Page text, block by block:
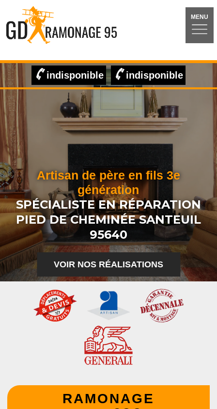
MENU
indisponible indisponible
Artisan de père en fils 3e
génération
SPÉCIALISTE EN RÉPARATION
PIED DE CHEMINÉE SANTEUIL
95640
VOIR NOS RÉALISATIONS
RAMONAGE